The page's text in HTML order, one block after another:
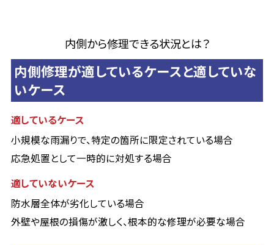
内側から修理できる状況とは？
内側修理が適しているケースと適していな
いケース
適しているケース
小規模な雨漏りで、特定の箇所に限定されている場合
応急処置として一時的に対処する場合
適していないケース
防水層全体が劣化している場合
外壁や屋根の損傷が激しく、根本的な修理が必要な場合